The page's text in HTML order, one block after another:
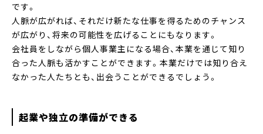
です。
人脈が広がれば、それだけ新たな仕事を得るためのチャンス
が広がり、将来の可能性を広げることにもなります。
会社員をしながら個人事業主になる場合、本業を通じて知り
合った人脈も活かすことができます。本業だけでは知り合え
なかった人たちとも、出会うことができるでしょう。
起業や独立の準備ができる